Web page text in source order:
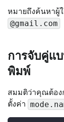
หมายถึงค้นหาผู้
@gmail.com
การจับคู่แ
พิมพ์
สมมติว่าคุณต้อง
ตั้งค่า